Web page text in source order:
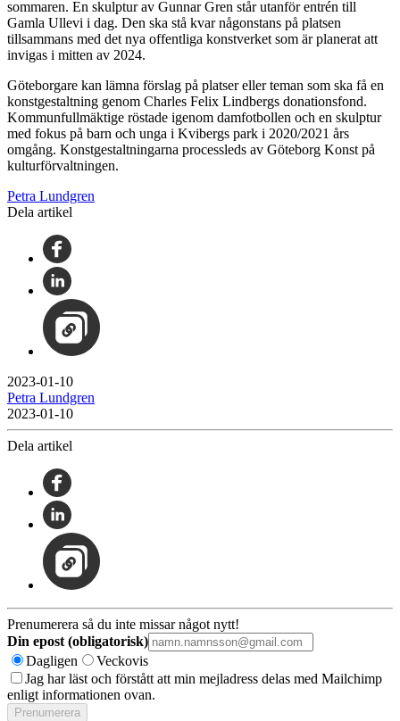
sommaren. En skulptur av Gunnar Gren står utanför entrén till
Gamla Ullevi i dag. Den ska stå kvar någonstans på platsen
tillsammans med det nya offentliga konstverket som är planerat att
invigas i mitten av 2024.
Göteborgare kan lämna förslag på platser eller teman som ska få en
konstgestaltning genom Charles Felix Lindbergs donationsfond.
Kommunfullmäktige röstade igenom damfotbollen och en skulptur
med fokus på barn och unga i Kvibergs park i 2020/2021 års
omgång. Konstgestaltningarna processleds av Göteborg Konst på
kulturförvaltningen.
Petra Lundgren
Dela artikel
2023-01-10
Petra Lundgren
2023-01-10
Dela artikel
Prenumerera så du inte missar något nytt!
Din epost (obligatorisk)
Dagligen
Veckovis
Jag har läst och förstått att min mejladress delas med Mailchimp
enligt informationen ovan.